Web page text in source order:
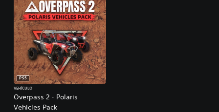
Overpass 2 - Polaris
Vehicles Pack
PS5
VEHÍCULO